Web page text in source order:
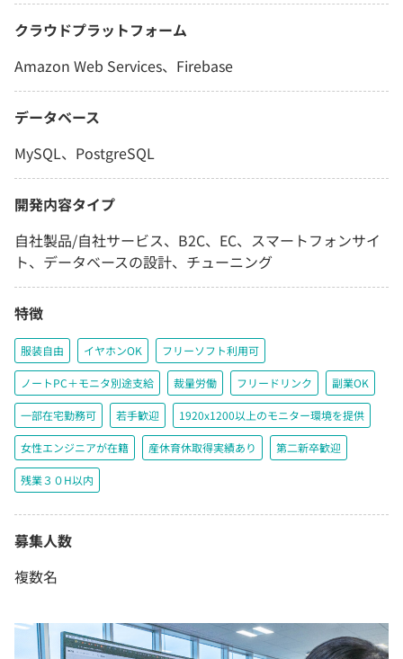
クラウドプラットフォーム
Amazon Web Services、Firebase
データベース
MySQL、PostgreSQL
開発内容タイプ
自社製品/自社サービス、B2C、EC、スマートフォンサイ
ト、データベースの設計、チューニング
特徴
服装自由 イヤホンOK フリーソフト利用可
ノートPC＋モニタ別途支給 裁量労働 フリードリンク 副業OK
一部在宅勤務可 若手歓迎 1920x1200以上のモニター環境を提供
女性エンジニアが在籍 産休育休取得実績あり 第二新卒歓迎
残業３０H以内
募集人数
複数名